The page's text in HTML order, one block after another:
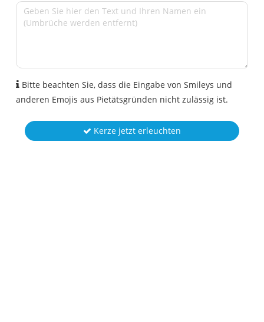
Bitte beachten Sie, dass die Eingabe von Smileys und
anderen Emojis aus Pietätsgründen nicht zulässig ist.
Kerze jetzt erleuchten